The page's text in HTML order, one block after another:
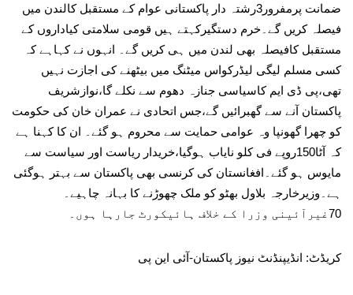
ضمانت پرمفرور3رشتہ دار پاکستانی عوام کے مستقبل کالندن میں
فیصلہ کریں گے۔خرم دستگیرکہتے ہیں قومی سلامتی کیاداروں کے
مستقبل کافیصلہ بھی لندن میں ہی کریں گے۔ انہوں نے کہاہے کہ
کسی مسلم لیگی لیڈرکواس میٹنگ میں بیٹھنے کی اجازت نہیں
تھی،پی ڈی ایم کاسیاسی جنازہ دھوم سے نکلے گا،نوازشریف
پاکستان آنے سے گھبرائیں گے،جس اتحادی نے عمران خان کی حکومت
کو چھرا گھونپا وہ عوامی حمایت سے محروم ہو گئے۔ ان کا کہنا ہے
کہ آٹا150روپے فی کلو نایاب ہوگیا،خریدار ریاست اور سیاست سے
مایوس ہو گئے۔افغانستان کی کرنسی بھی پاکستان سے بہتر ہوگئی
ہے۔وزیرخارجہ بلاول بھٹو کو ملک چھوڑنے کا بہانہ چاہیے۔
70غیرآئینی وزرا کے خلاف ہائیکورٹ جارہا ہوں۔
کریڈٹ: انڈیپنڈنٹ نیوز پاکستان-آئی این پی